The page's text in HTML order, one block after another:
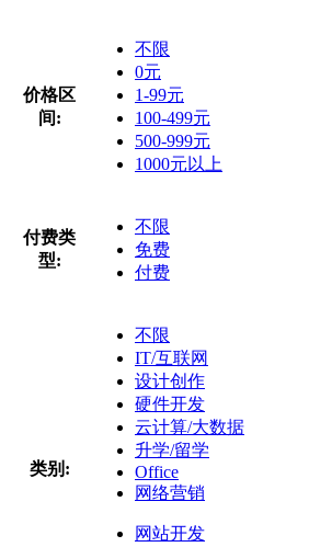
价格区
间:
不限
0元
1-99元
100-499元
500-999元
1000元以上
付费类
型:
不限
免费
付费
类别:
不限
IT/互联网
设计创作
硬件开发
云计算/大数据
升学/留学
Office
网络营销
网站开发